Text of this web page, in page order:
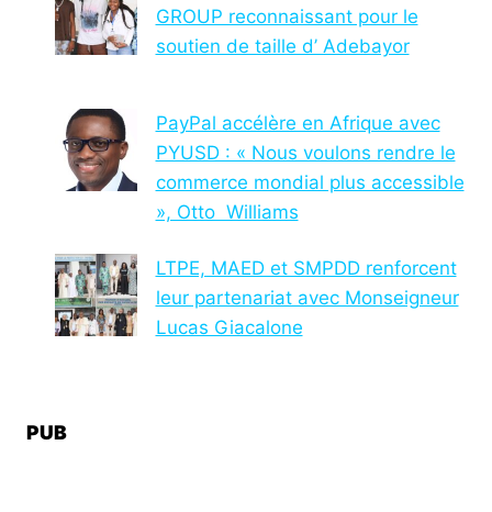
GROUP reconnaissant pour le
soutien de taille d’ Adebayor
PayPal accélère en Afrique avec
PYUSD : « Nous voulons rendre le
commerce mondial plus accessible
», Otto Williams
LTPE, MAED et SMPDD renforcent
leur partenariat avec Monseigneur
Lucas Giacalone
PUB